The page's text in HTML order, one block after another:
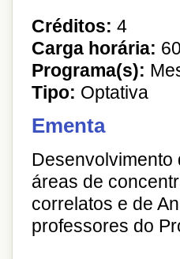
Créditos: 4
Carga horária:
Programa(s):
Tipo: Optativa
Ementa
áreas de
correlatos e de
professores do